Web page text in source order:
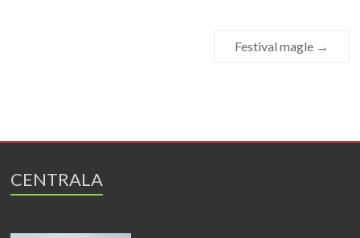
Festival magle →
CENTRALA